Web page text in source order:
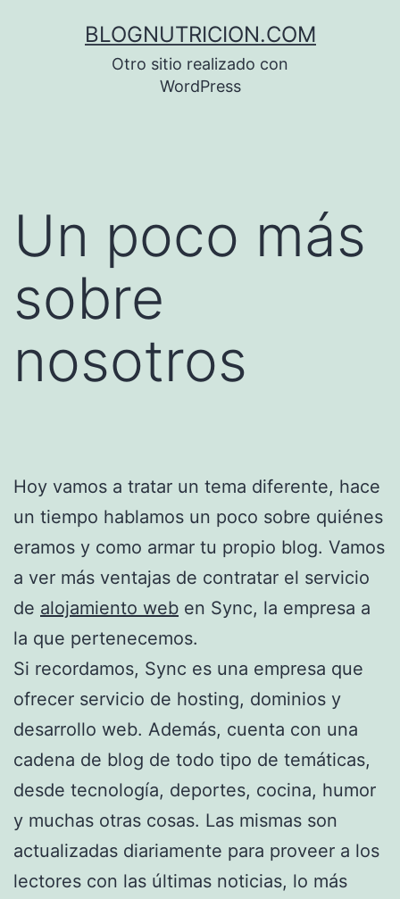
BLOGNUTRICION.COM
Otro sitio realizado con
WordPress
Un poco más
sobre
nosotros
Hoy vamos a tratar un tema diferente, hace
un tiempo hablamos un poco sobre quiénes
eramos y como armar tu propio blog. Vamos
a ver más ventajas de contratar el servicio
de alojamiento web en Sync, la empresa a
la que pertenecemos.
Si recordamos, Sync es una empresa que
ofrecer servicio de hosting, dominios y
desarrollo web. Además, cuenta con una
cadena de blog de todo tipo de temáticas,
desde tecnología, deportes, cocina, humor
y muchas otras cosas. Las mismas son
actualizadas diariamente para proveer a los
lectores con las últimas noticias, lo más